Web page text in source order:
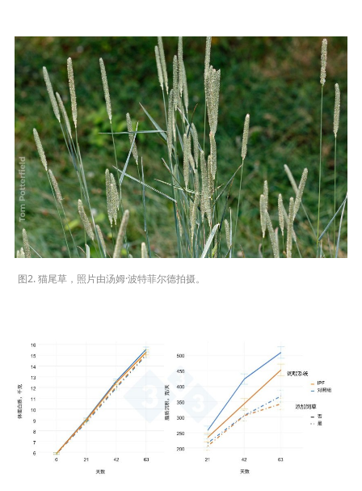
图2. 猫尾草，照片由汤姆·波特菲尔德拍摄。